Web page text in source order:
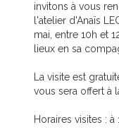
invitons à vous
l'atelier d'Anaïs
mai, entre 10h et
lieux en sa
La visite est
vous sera offert à
Horaires visites : à